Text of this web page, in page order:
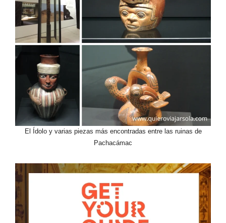
El Ídolo y varias piezas más encontradas entre las ruinas de
Pachacámac